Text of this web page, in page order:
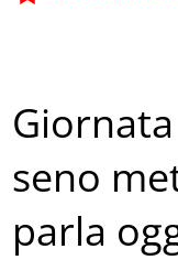
seno
parla